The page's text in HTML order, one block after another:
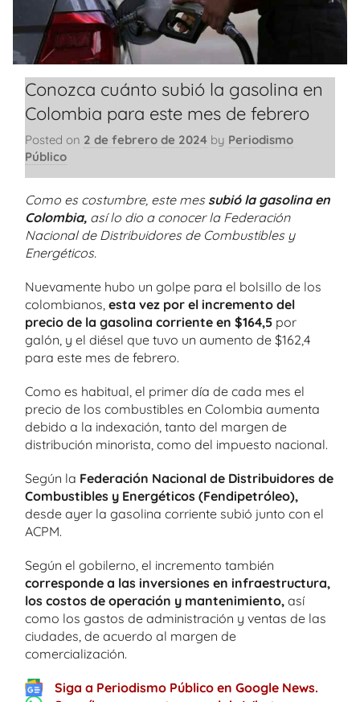
Conozca cuánto subió la gasolina en
Colombia para este mes de febrero
Posted on 2 de febrero de 2024 by Periodismo
Público
Como es costumbre, este mes subió la gasolina en
Colombia, así lo dio a conocer la Federación
Nacional de Distribuidores de Combustibles y
Energéticos.
Nuevamente hubo un golpe para el bolsillo de los
colombianos, esta vez por el incremento del
precio de la gasolina corriente en $164,5 por
galón, y el diésel que tuvo un aumento de $162,4
para este mes de febrero.
Como es habitual, el primer día de cada mes el
precio de los combustibles en Colombia aumenta
debido a la indexación, tanto del margen de
distribución minorista, como del impuesto nacional.
Según la Federación Nacional de Distribuidores de
Combustibles y Energéticos (Fendipetróleo),
desde ayer la gasolina corriente subió junto con el
ACPM.
Según el gobilerno, el incremento también
corresponde a las inversiones en infraestructura,
los costos de operación y mantenimiento, así
como los gastos de administración y ventas de las
ciudades, de acuerdo al margen de
comercialización.
Siga a Periodismo Público en Google News.